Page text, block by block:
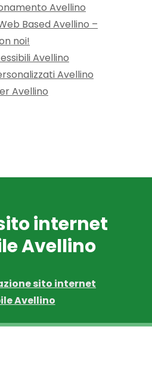
Avellino
Based Avellino –
noi!
Avellino
Avellino
Avellino
internet
Avellino
sito internet
Avellino